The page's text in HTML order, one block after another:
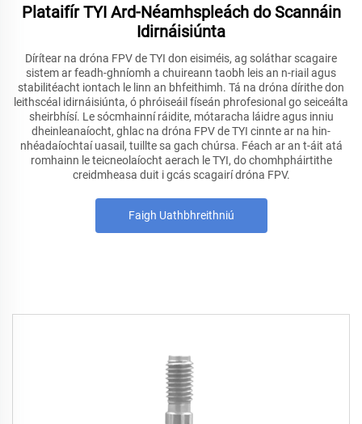
Plataifír TYI Ard-Néamhspleách do Scannáin
Idirnáisiúnta
Dírítear na dróna FPV de TYI don eisiméis, ag soláthar scagaire
sistem ar feadh-ghníomh a chuireann taobh leis an n-riail agus
stabilitéacht iontach le linn an bhfeithimh. Tá na dróna dírithe don
leithscéal idirnáisiúnta, ó phróiseáil físeán phrofesional go seiceálta
sheirbhísí. Le sócmhainní ráidite, mótaracha láidre agus inniu
dheinleanaíocht, ghlac na dróna FPV de TYI cinnte ar na hin-
nhéadaíochtaí uasail, tuillte sa gach chúrsa. Féach ar an t-áit atá
romhainn le teicneolaíocht aerach le TYI, do chomhpháirtithe
creidmheasa duit i gcás scagairí dróna FPV.
Faigh Uathbhreithniú